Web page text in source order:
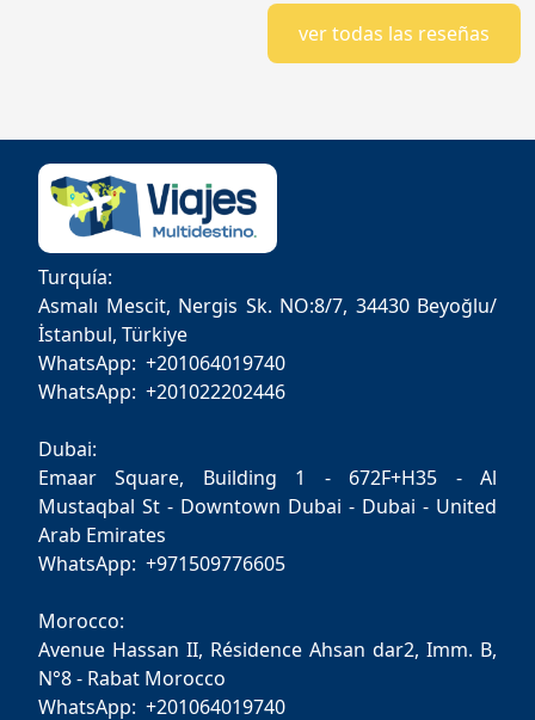
ver todas las reseñas
Turquía:
Asmalı Mescit, Nergis Sk. NO:8/7, 34430 Beyoğlu/
İstanbul, Türkiye
WhatsApp: +201064019740
WhatsApp: +201022202446
Dubai:
Emaar Square, Building 1 - 672F+H35 - Al
Mustaqbal St - Downtown Dubai - Dubai - United
Arab Emirates
WhatsApp: +971509776605
Morocco:
Avenue Hassan II, Résidence Ahsan dar2, Imm. B,
N°8 - Rabat Morocco
WhatsApp: +201064019740